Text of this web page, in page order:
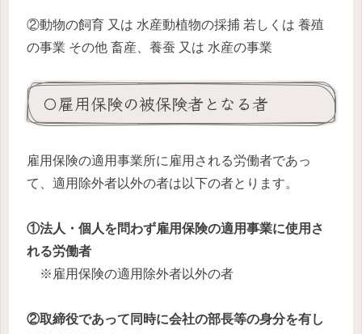
②動物の飼育 又は 水産動植物の採捕 若しくは 養殖
の事業 その他 畜産、養蚕 又は 水産の事業
〇雇用保険の被保険者となる者
雇用保険の適用事業所に雇用される労働者であっ
て、適用除外者以外の者は以下の者とります。
①法人・個人を問わず雇用保険の適用事業に使用さ
れる労働者
※雇用保険の適用除外者以外の者
②取締役であって同時に会社の部長等の身分を有し